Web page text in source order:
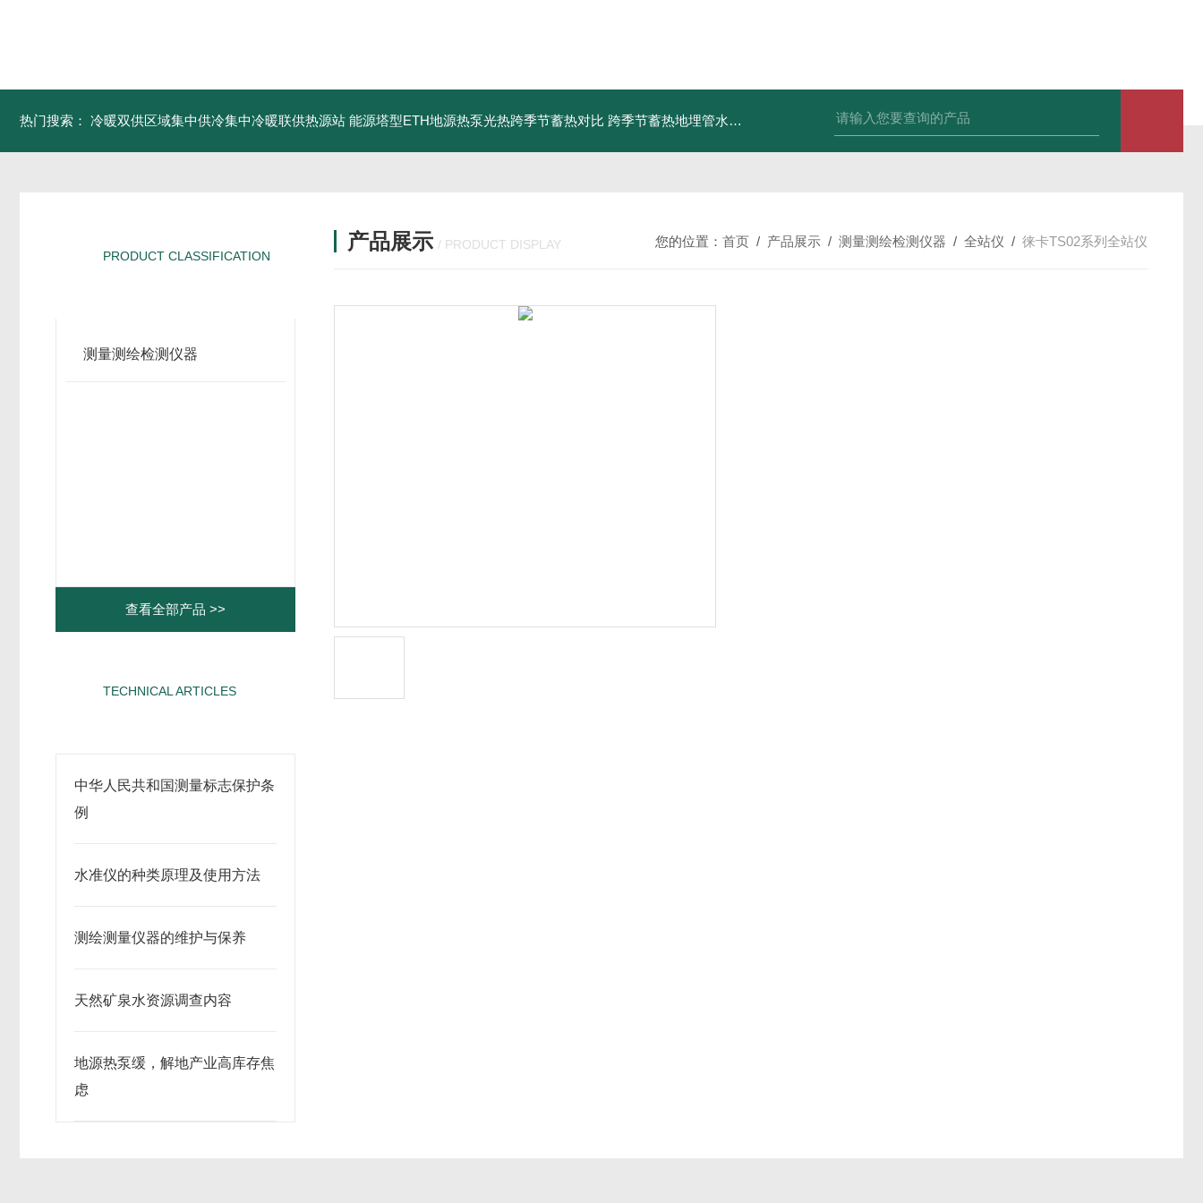
热门搜索： 冷暖双供区域集中供冷集中冷暖联供热源站 能源塔型ETH地源热泵光热跨季节蓄热对比 跨季节蓄热地埋管水池湖面储热技术研究对比 中深浅层地源热泵空调系统运行故障诊断修复
PRODUCT CLASSIFICATION
测量测绘检测仪器
查看全部产品 >>
TECHNICAL ARTICLES
中华人民共和国测量标志保护条
例
水准仪的种类原理及使用方法
测绘测量仪器的维护与保养
天然矿泉水资源调查内容
地源热泵缓，解地产业高库存焦
虑
产品展示 / PRODUCT DISPLAY 您的位置： 首页 / 产品展示 / 测量测绘检测仪器 / 全站仪 / 徕卡TS02系列全站仪